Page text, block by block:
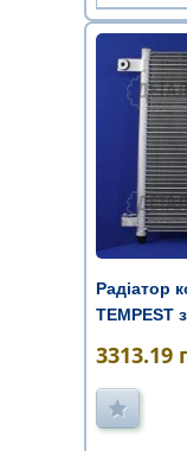
Радіатор
TEMPEST
3313.19